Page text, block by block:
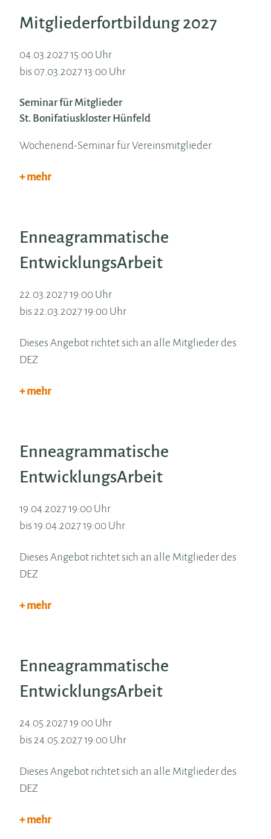
Mitgliederfortbildung 2027
04.03.2027 15:00 Uhr
bis 07.03.2027 13:00 Uhr
Seminar für Mitglieder
St. Bonifatiuskloster Hünfeld
Wochenend-Seminar für Vereinsmitglieder
+ mehr
Enneagrammatische
EntwicklungsArbeit
22.03.2027 19:00 Uhr
bis 22.03.2027 19:00 Uhr
Dieses Angebot richtet sich an alle Mitglieder des
DEZ
+ mehr
Enneagrammatische
EntwicklungsArbeit
19.04.2027 19:00 Uhr
bis 19.04.2027 19:00 Uhr
Dieses Angebot richtet sich an alle Mitglieder des
DEZ
+ mehr
Enneagrammatische
EntwicklungsArbeit
24.05.2027 19:00 Uhr
bis 24.05.2027 19:00 Uhr
Dieses Angebot richtet sich an alle Mitglieder des
DEZ
+ mehr